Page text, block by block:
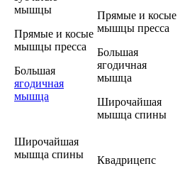
мышцы
Прямые и косые
мышцы пресса
Большая
ягодичная
мышца
Прямые и косые
мышцы пресса
Большая
ягодичная
мышца
Широчайшая
мышца спины
Широчайшая
мышца спины
Квадрицепс